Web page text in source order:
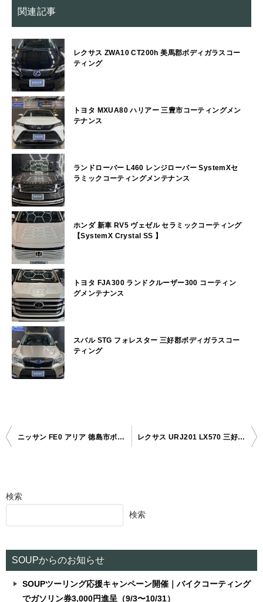
関連記事
レクサス ZWA10 CT200h 美馬郡ボディガラスコー
ティング
トヨタ MXUA80 ハリアー 三豊市コーティングメン
テナンス
ランドローバー L460 レンジローバー SystemXセ
ラミックコーティングメンテナンス
ホンダ 新車 RV5 ヴェゼル セラミックコーティング
【SystemX Crystal SS 】
トヨタ FJA300 ランドクルーザー300 コーティン
グメンテナンス
スバル STG フォレスター 三好郡ボディガラスコー
ティング
投
ビ
ョ
ニッサン FE0 アリア 徳島市ボディガラスコーティング レクサス URJ201 LX570 三好市ボディガラスコーティング
検索
検索
SOUPからのお知らせ
SOUPツーリング応援キャンペーン開催｜バイクコーティング
でガソリン券3,000円進呈（9/3〜10/31）